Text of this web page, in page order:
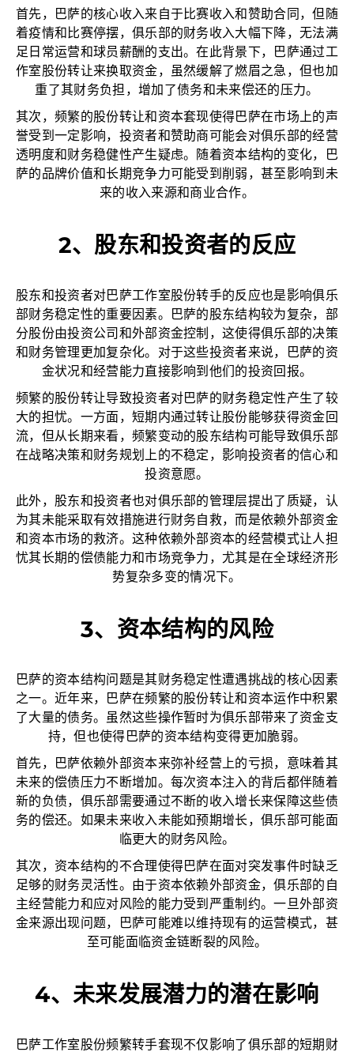
首先，巴萨的核心收入来自于比赛收入和赞助合同，但随
着疫情和比赛停摆，俱乐部的财务收入大幅下降，无法满
足日常运营和球员薪酬的支出。在此背景下，巴萨通过工
作室股份转让来换取资金，虽然缓解了燃眉之急，但也加
重了其财务负担，增加了债务和未来偿还的压力。
其次，频繁的股份转让和资本套现使得巴萨在市场上的声
誉受到一定影响，投资者和赞助商可能会对俱乐部的经营
透明度和财务稳健性产生疑虑。随着资本结构的变化，巴
萨的品牌价值和长期竞争力可能受到削弱，甚至影响到未
来的收入来源和商业合作。
2、股东和投资者的反应
股东和投资者对巴萨工作室股份转手的反应也是影响俱乐
部财务稳定性的重要因素。巴萨的股东结构较为复杂，部
分股份由投资公司和外部资金控制，这使得俱乐部的决策
和财务管理更加复杂化。对于这些投资者来说，巴萨的资
金状况和经营能力直接影响到他们的投资回报。
频繁的股份转让导致投资者对巴萨的财务稳定性产生了较
大的担忧。一方面，短期内通过转让股份能够获得资金回
流，但从长期来看，频繁变动的股东结构可能导致俱乐部
在战略决策和财务规划上的不稳定，影响投资者的信心和
投资意愿。
此外，股东和投资者也对俱乐部的管理层提出了质疑，认
为其未能采取有效措施进行财务自救，而是依赖外部资金
和资本市场的救济。这种依赖外部资本的经营模式让人担
忧其长期的偿债能力和市场竞争力，尤其是在全球经济形
势复杂多变的情况下。
3、资本结构的风险
巴萨的资本结构问题是其财务稳定性遭遇挑战的核心因素
之一。近年来，巴萨在频繁的股份转让和资本运作中积累
了大量的债务。虽然这些操作暂时为俱乐部带来了资金支
持，但也使得巴萨的资本结构变得更加脆弱。
首先，巴萨依赖外部资本来弥补经营上的亏损，意味着其
未来的偿债压力不断增加。每次资本注入的背后都伴随着
新的负债，俱乐部需要通过不断的收入增长来保障这些债
务的偿还。如果未来收入未能如预期增长，俱乐部可能面
临更大的财务风险。
其次，资本结构的不合理使得巴萨在面对突发事件时缺乏
足够的财务灵活性。由于资本依赖外部资金，俱乐部的自
主经营能力和应对风险的能力受到严重制约。一旦外部资
金来源出现问题，巴萨可能难以维持现有的运营模式，甚
至可能面临资金链断裂的风险。
4、未来发展潜力的潜在影响
巴萨工作室股份频繁转手套现不仅影响了俱乐部的短期财